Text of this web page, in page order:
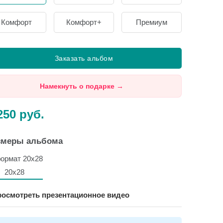
Комфорт Комфорт+ Премиум
Заказать альбом
Намекнуть о подарке →
руб.
альбома
20х28
презентационное видео